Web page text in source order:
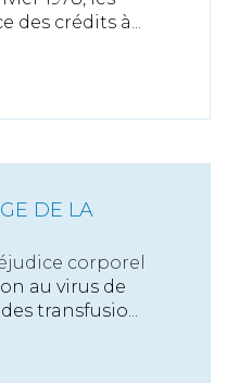
des crédits à...
DE LA
corporel
au virus de
transfusio...